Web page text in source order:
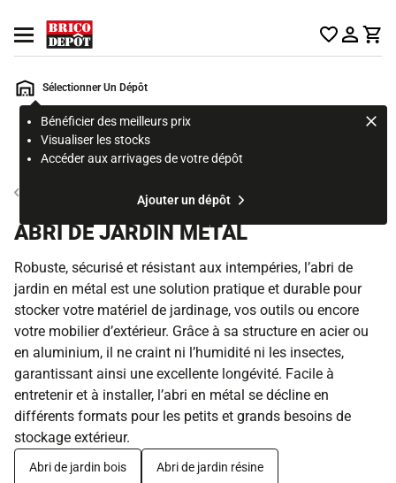
Ouvrir le menu
Sélectionner Un Dépôt
Bénéficier des meilleurs prix
Visualiser les stocks
Accéder aux arrivages de votre dépôt
Ajouter un dépôt
Rechercher
page
ABRI DE JARDIN MÉTAL
Robuste, sécurisé et résistant aux intempéries, l’abri de
jardin en métal est une solution pratique et durable pour
stocker votre matériel de jardinage, vos outils ou encore
votre mobilier d’extérieur. Grâce à sa structure en acier ou
en aluminium, il ne craint ni l’humidité ni les insectes,
garantissant ainsi une excellente longévité. Facile à
entretenir et à installer, l’abri en métal se décline en
différents formats pour les petits et grands besoins de
stockage extérieur.
Abri de jardin bois Abri de jardin résine